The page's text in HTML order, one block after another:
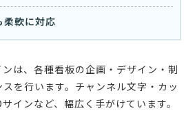
柔軟に対応
は、各種看板の企画・デザイン・制
を行います。チャンネル文字・カッ
インなど、幅広く手がけています。